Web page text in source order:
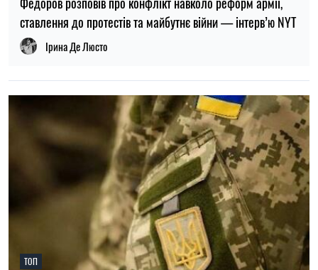
ТОП
19:30, 27.07.2026
Чоловіків після 60 років можуть взяти до ЗСУ: хто може
потрапити до війська
Микола Потика